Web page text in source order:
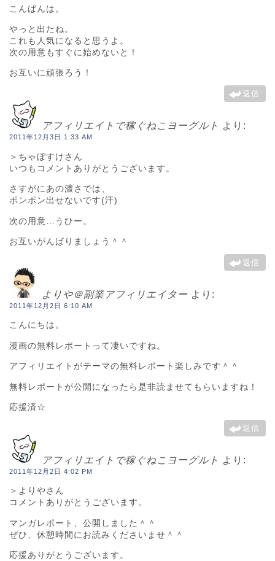
こんばんは。
やっと出たね。
これも人気になると思うよ。
次の用意もすぐに始めないと！
お互いに頑張ろう！
返信
アフィリエイトで稼ぐねこヨーグルト より:
2011年12月3日 1:33 AM
＞ちゃぼすけさん
いつもコメントありがとうございます。
さすがにあの濃さでは、
ポンポン出せないです(汗)
次の用意…うひー。
お互いがんばりましょう＾＾
返信
よりや＠副業アフィリエイター より:
2011年12月2日 6:10 AM
こんにちは。
漫画の無料レポートって凄いですね。
アフィリエイトがテーマの無料レポート楽しみです＾＾
無料レポートが公開になったら是非読ませてもらいますね！
応援済☆
返信
アフィリエイトで稼ぐねこヨーグルト より:
2011年12月2日 4:02 PM
＞よりやさん
コメントありがとうございます。
マンガレポート、公開しました＾＾
ぜひ、休憩時間にお読みくださいませ＾＾
応援ありがとうございます。